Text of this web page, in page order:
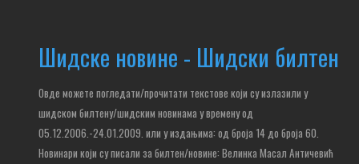
Шидске новине - Шидски билтен
Овде можете погледати/прочитати текстове који су излазили у
шидском билтену/шидским новинама у времену од
05.12.2006.-24.01.2009. или у издањима: од броја 14 до броја 60.
Новинари који су писали за билтен/новине: Велинка Масал Античевић